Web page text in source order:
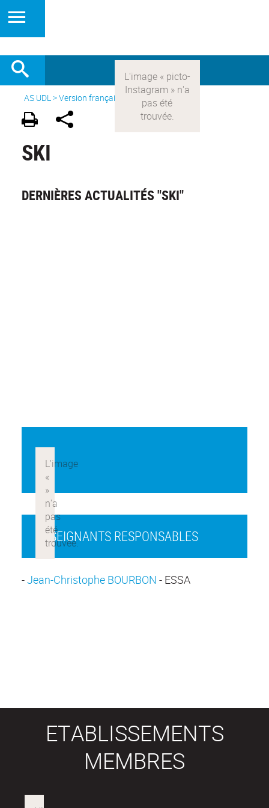
AS UDL>Version française > Les sports >
SKI
DERNIÈRES ACTUALITÉS "SKI"
ENSEIGNANTS RESPONSABLES
-Jean-Christophe BOURBON - ESSA
ETABLISSEMENTS
MEMBRES